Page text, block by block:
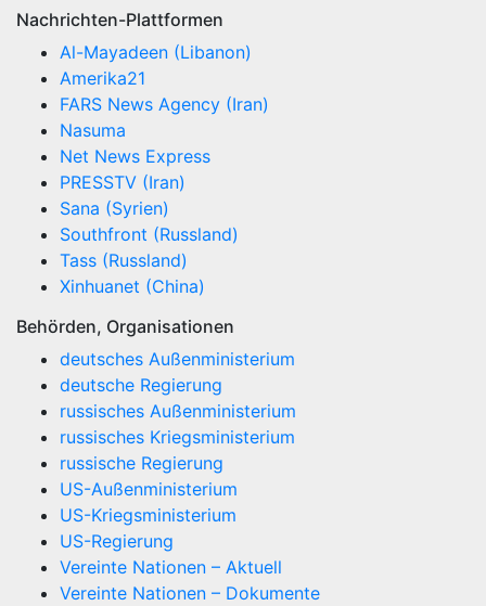
Nachrichten-Plattformen
Al-Mayadeen (Libanon)
Amerika21
FARS News Agency (Iran)
Nasuma
Net News Express
PRESSTV (Iran)
Sana (Syrien)
Southfront (Russland)
Tass (Russland)
Xinhuanet (China)
Behörden, Organisationen
deutsches Außenministerium
deutsche Regierung
russisches Außenministerium
russisches Kriegsministerium
russische Regierung
US-Außenministerium
US-Kriegsministerium
US-Regierung
Vereinte Nationen – Aktuell
Vereinte Nationen – Dokumente